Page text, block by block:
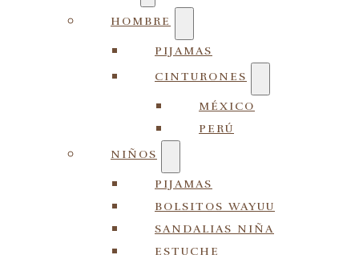
HOMBRE
PIJAMAS
CINTURONES
MÉXICO
PERÚ
NIÑOS
PIJAMAS
BOLSITOS WAYUU
SANDALIAS NIÑA
ESTUCHE